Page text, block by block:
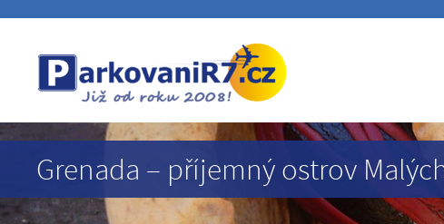
Grenada – příjemný ostrov